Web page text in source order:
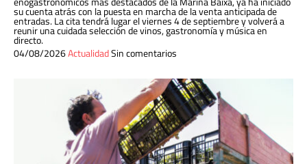
su cuenta atrás con la puesta en marcha de la venta anticipada de
entradas. La cita tendrá lugar el viernes 4 de septiembre y volverá a
reunir una cuidada selección de vinos, gastronomía y música en
directo.
04/08/2026ActualidadSin comentarios